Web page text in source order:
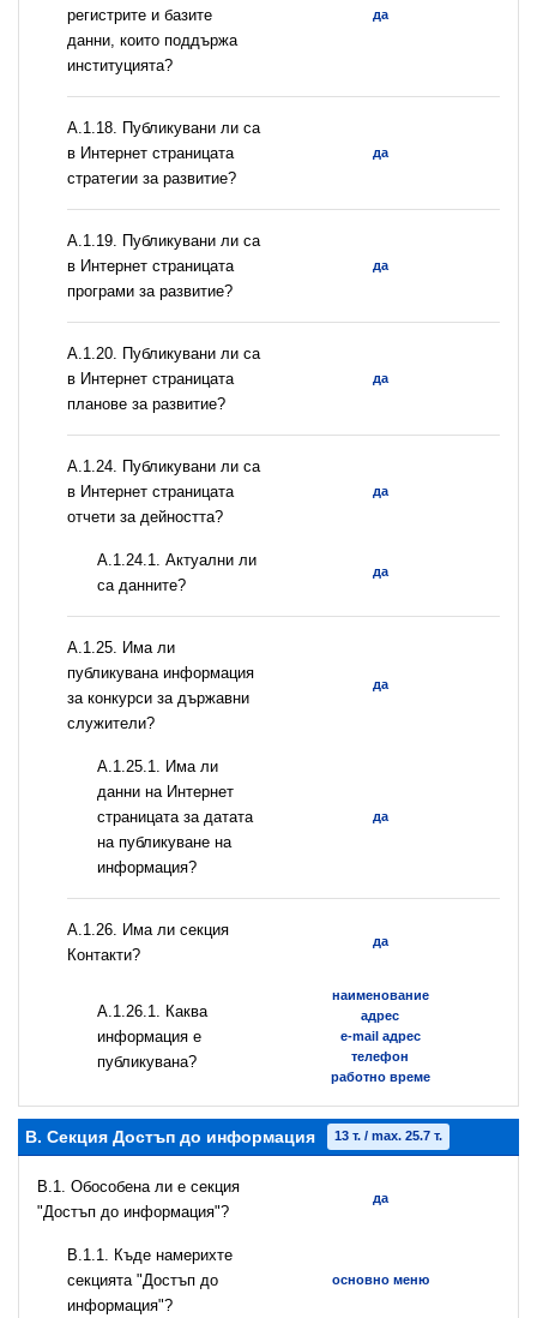
регистрите и базите
данни, които поддържа
институцията?
да
А.1.18. Публикувани ли са
в Интернет страницата
стратегии за развитие?
да
А.1.19. Публикувани ли са
в Интернет страницата
програми за развитие?
да
А.1.20. Публикувани ли са
в Интернет страницата
планове за развитие?
да
А.1.24. Публикувани ли са
в Интернет страницата
отчети за дейността?
да
A.1.24.1. Актуални ли
са данните?
да
А.1.25. Има ли
публикувана информация
за конкурси за държавни
служители?
да
A.1.25.1. Има ли
данни на Интернет
страницата за датата
на публикуване на
информация?
да
А.1.26. Има ли секция
Контакти?
да
А.1.26.1. Каква
информация е
публикувана?
наименование
адрес
e-mail адрес
телефон
работно време
B. Секция Достъп до информация 13 т. / max. 25.7 т.
В.1. Обособена ли е секция
"Достъп до информация"?
да
В.1.1. Къде намерихте
секцията "Достъп до
информация"?
основно меню